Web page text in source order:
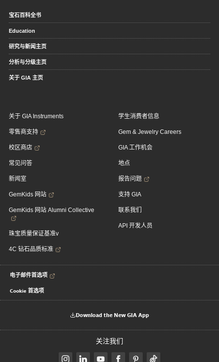
宝石百科全书
Education
研究与新闻主页
分析与分级主页
关于 GIA 主页
关于 GIA Instruments
零售商支持
校区商店
常见问答
新闻室
GemKids 网站
GemKids 网站 Alumni Collective
珠宝质量保证基准v
4C 钻石品质标准
学生消费者信息
Gem & Jewelry Careers
GIA 工作机会
地点
报告问题
支持 GIA
联系我们
API 开发人员
电子邮件首选项
Cookie 首选项
Download the New GIA App
关注我们